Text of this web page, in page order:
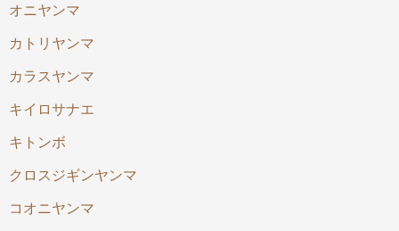
オニヤンマ
カトリヤンマ
カラスヤンマ
キイロサナエ
キトンボ
クロスジギンヤンマ
コオニヤンマ